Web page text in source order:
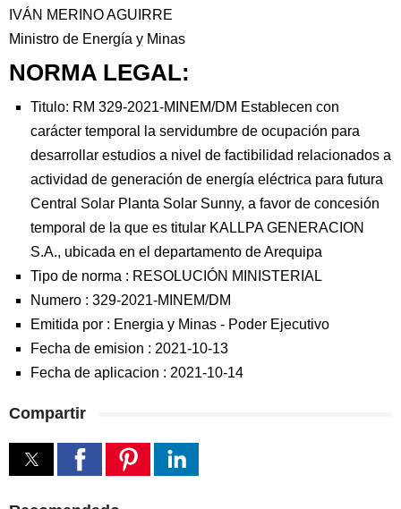
IVÁN MERINO AGUIRRE
Ministro de Energía y Minas
NORMA LEGAL:
Titulo: RM 329-2021-MINEM/DM Establecen con
carácter temporal la servidumbre de ocupación para
desarrollar estudios a nivel de factibilidad relacionados a
actividad de generación de energía eléctrica para futura
Central Solar Planta Solar Sunny, a favor de concesión
temporal de la que es titular KALLPA GENERACION
S.A., ubicada en el departamento de Arequipa
Tipo de norma : RESOLUCIÓN MINISTERIAL
Numero : 329-2021-MINEM/DM
Emitida por : Energia y Minas - Poder Ejecutivo
Fecha de emision : 2021-10-13
Fecha de aplicacion : 2021-10-14
Compartir